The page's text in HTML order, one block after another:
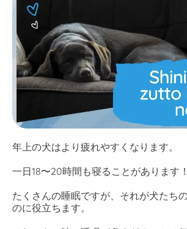
年上の犬はより疲れやすくなります。
一日18〜20時間も寝ることがあります！
たくさんの睡眠ですが、それが犬たち
のに役立ちます。